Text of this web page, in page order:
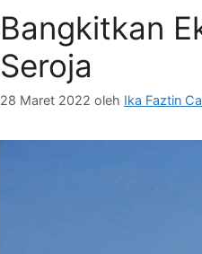
Bangkitkan
Seroja
28 Maret 2022 oleh Ika Faztin